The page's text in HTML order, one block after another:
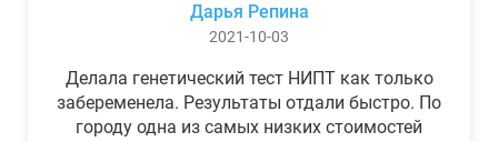
Дарья Репина
2021-10-03
Делала генетический тест НИПТ как только
забеременела. Результаты отдали быстро. По
городу одна из самых низких стоимостей